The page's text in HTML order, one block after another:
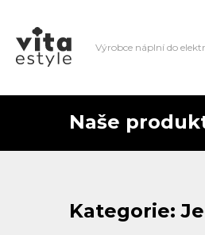
Výrobce náplní do
Naše
Kategorie: